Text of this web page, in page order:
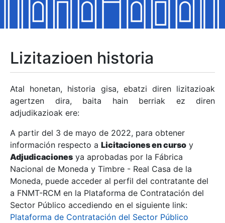
Erakutsi/Ezkutatu
Erakutsi/Ezkutatu
Erakutsi/Ezkutatu
Erakutsi/Ezkutatu
Erakutsi/Ezkutatu
Erakutsi/Ezkutatu
Lizitazioen historia
Atal honetan, historia gisa, ebatzi diren lizitazioak
agertzen dira, baita hain berriak ez diren
adjudikazioak ere:
A partir del 3 de mayo de 2022, para obtener
información respecto a Licitaciones en curso y
Adjudicaciones ya aprobadas por la Fábrica
Nacional de Moneda y Timbre - Real Casa de la
Moneda, puede acceder al perfil del contratante del
a FNMT-RCM en la Plataforma de Contratación del
Sector Público accediendo en el siguiente link:
Plataforma de Contratación del Sector Público